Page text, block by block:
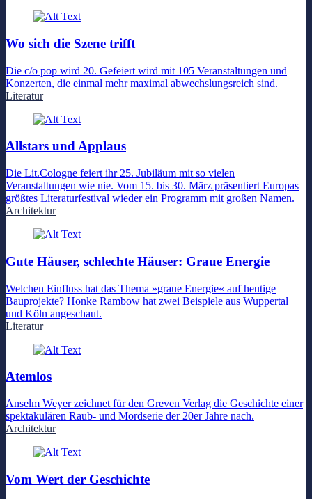
Wo sich die Szene trifft
Die c/o pop wird 20. Gefeiert wird mit 105 Veranstaltungen und
Konzerten, die einmal mehr maximal abwechslungsreich sind.
Literatur
Allstars und Applaus
Die Lit.Cologne feiert ihr 25. Jubiläum mit so vielen
Veranstaltungen wie nie. Vom 15. bis 30. März präsentiert Europas
größtes Literaturfestival wieder ein Programm mit großen Namen.
Architektur
Gute Häuser, schlechte Häuser: Graue Energie
Welchen Einfluss hat das Thema »graue Energie« auf heutige
Bauprojekte? Honke Rambow hat zwei Beispiele aus Wuppertal
und Köln angeschaut.
Literatur
Atemlos
Anselm Weyer zeichnet für den Greven Verlag die Geschichte einer
spektakulären Raub- und Mordserie der 20er Jahre nach.
Architektur
Vom Wert der Geschichte